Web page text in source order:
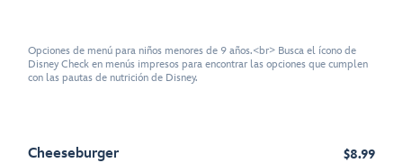
Opciones de menú para niños menores de 9 años.<br> Busca el ícono de
Disney Check en menús impresos para encontrar las opciones que cumplen
con las pautas de nutrición de Disney.
Cheeseburger $8.99